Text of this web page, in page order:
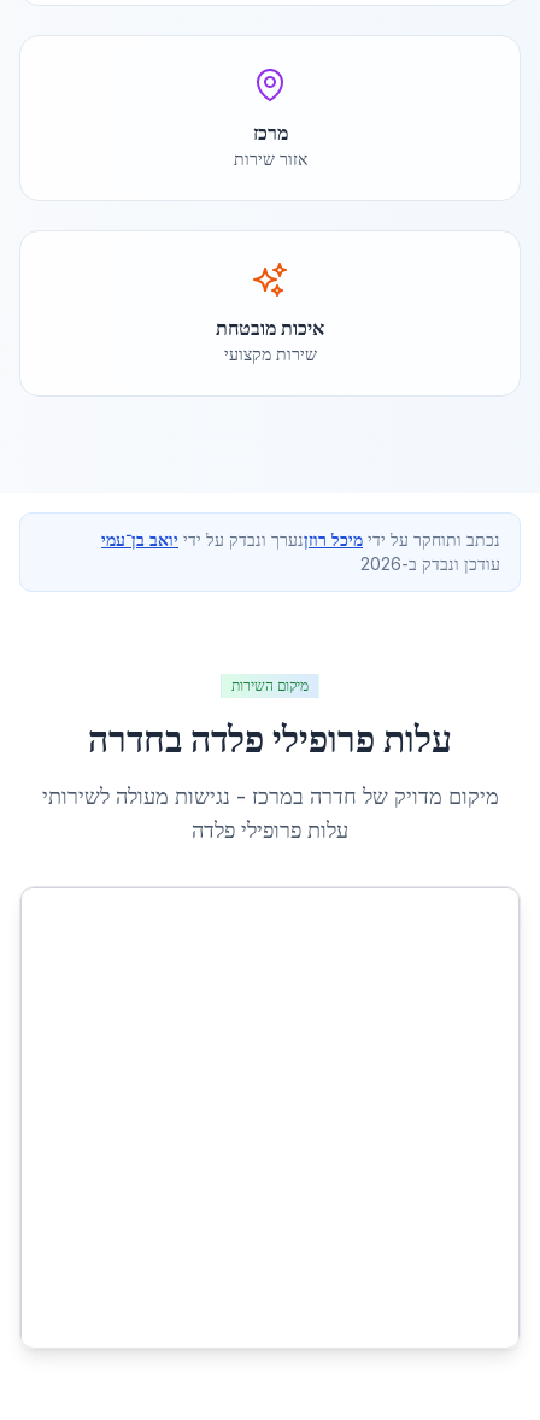
מרכז
אזור שירות
איכות מובטחת
שירות מקצועי
נכתב ותוחקר על ידי מיכל רוזןנערך ונבדק על ידי יואב בן־עמי
עודכן ונבדק ב-2026
מיקום השירות
עלות פרופילי פלדה בחדרה
מיקום מדויק של חדרה במרכז - נגישות מעולה לשירותי
עלות פרופילי פלדה